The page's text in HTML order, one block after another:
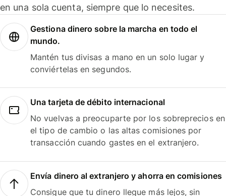
en una sola cuenta, siempre que lo necesites.
Gestiona dinero sobre la marcha en todo el
mundo.
Mantén tus divisas a mano en un solo lugar y
conviértelas en segundos.
Una tarjeta de débito internacional
No vuelvas a preocuparte por los sobreprecios en
el tipo de cambio o las altas comisiones por
transacción cuando gastes en el extranjero.
Envía dinero al extranjero y ahorra en comisiones
Consigue que tu dinero llegue más lejos, sin